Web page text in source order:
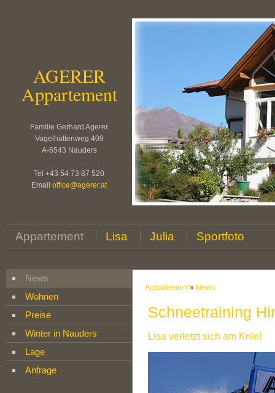
AGERER
Appartement
Familie Gerhard Agerer
Vogelhüttenweg 409
A-6543 Nauders
Tel +43 54 73 87 520
Email office@agerer.at
Appartement Lisa Julia Sportfoto
News
Wohnen
Preise
Winter in Nauders
Lage
Anfrage
Appartement» News
Schneetraining
Lisa verletzt sich am Knie!